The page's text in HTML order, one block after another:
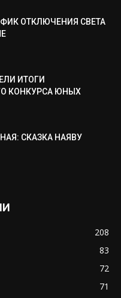
ОТКЛЮЧЕНИЯ СВЕТА
ИТОГИ
КОНКУРСА ЮНЫХ
СКАЗКА НАЯВУ
208
83
72
71